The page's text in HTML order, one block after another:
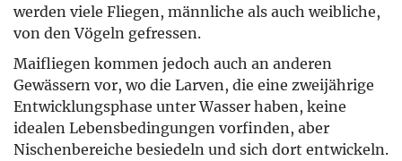
werden viele Fliegen, männliche als auch weibliche,
von den Vögeln gefressen.
Maifliegen kommen jedoch auch an anderen
Gewässern vor, wo die Larven, die eine zweijährige
Entwicklungsphase unter Wasser haben, keine
idealen Lebensbedingungen vorfinden, aber
Nischenbereiche besiedeln und sich dort entwickeln.